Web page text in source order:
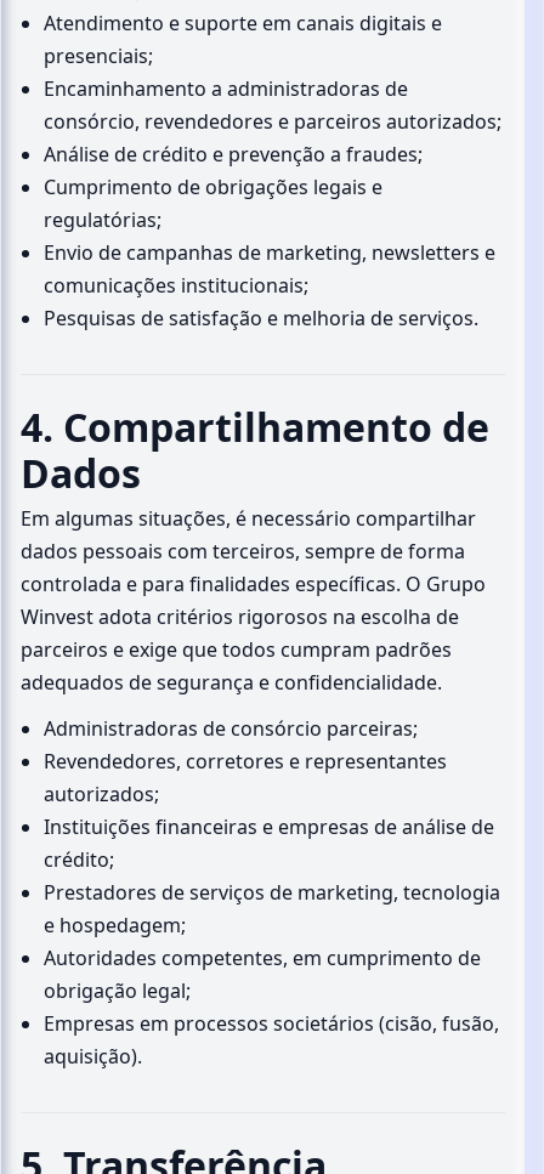
Atendimento e suporte em canais digitais e
presenciais;
Encaminhamento a administradoras de
consórcio, revendedores e parceiros autorizados;
Análise de crédito e prevenção a fraudes;
Cumprimento de obrigações legais e
regulatórias;
Envio de campanhas de marketing, newsletters e
comunicações institucionais;
Pesquisas de satisfação e melhoria de serviços.
4. Compartilhamento de
Dados
Em algumas situações, é necessário compartilhar
dados pessoais com terceiros, sempre de forma
controlada e para finalidades específicas. O Grupo
Winvest adota critérios rigorosos na escolha de
parceiros e exige que todos cumpram padrões
adequados de segurança e confidencialidade.
Administradoras de consórcio parceiras;
Revendedores, corretores e representantes
autorizados;
Instituições financeiras e empresas de análise de
crédito;
Prestadores de serviços de marketing, tecnologia
e hospedagem;
Autoridades competentes, em cumprimento de
obrigação legal;
Empresas em processos societários (cisão, fusão,
aquisição).